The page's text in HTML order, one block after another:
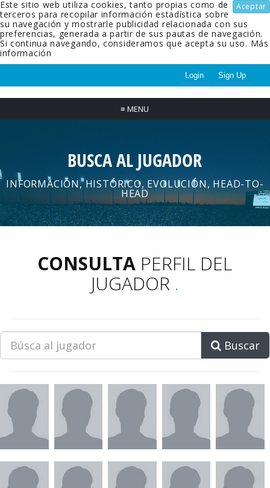
Aceptar
Este sitio web utiliza cookies, tanto propias como de
terceros para recopilar información estadística sobre
su navegación y mostrarle publicidad relacionada con sus
preferencias, generada a partir de sus pautas de navegación.
Si continua navegando, consideramos que acepta su uso. Más
información
Login Sign Up
≡ MENU
BUSCA AL JUGADOR
INFORMACIÓN, HISTÓRICO, EVOLUCIÓN, HEAD-TO-
HEAD
CONSULTA PERFIL DEL
JUGADOR .
Buscar